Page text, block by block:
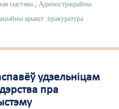
сыстэма , Адміністрацыйны
арышт пракуратура
удзельніцам
пра